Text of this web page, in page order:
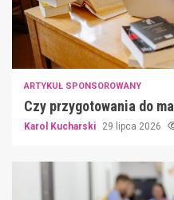
ARTYKUŁ SPONSOROWANY
Czy przygotowania do
Karol Kucharski 29 lipca 2026